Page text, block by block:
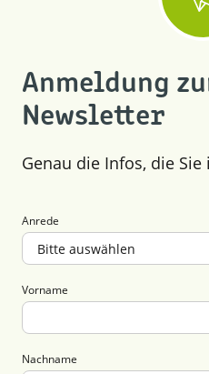
Anmeldung
Newsletter
Genau die Infos, die
Anrede
Vorname
Nachname